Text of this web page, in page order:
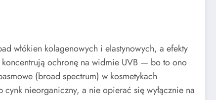
włókien kolagenowych i elastynowych, a efekty
ochronę na widmie UVB — bo to ono
(broad spectrum) w kosmetykach
nieorganiczny, a nie opierać się wyłącznie na